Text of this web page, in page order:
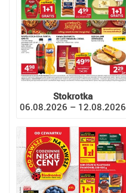
Stokrotka
06.08.2026 – 12.08.2026